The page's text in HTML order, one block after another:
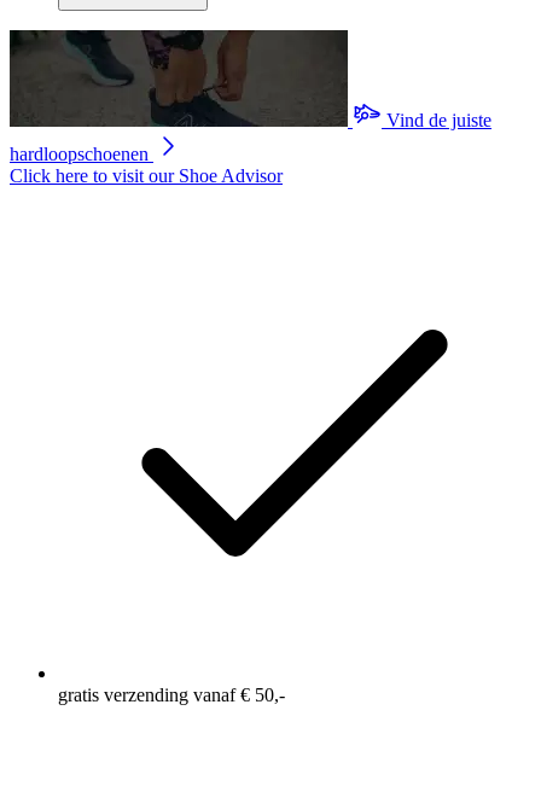
Vind de juiste
hardloopschoenen
Click here to visit our Shoe Advisor
gratis verzending vanaf € 50,-